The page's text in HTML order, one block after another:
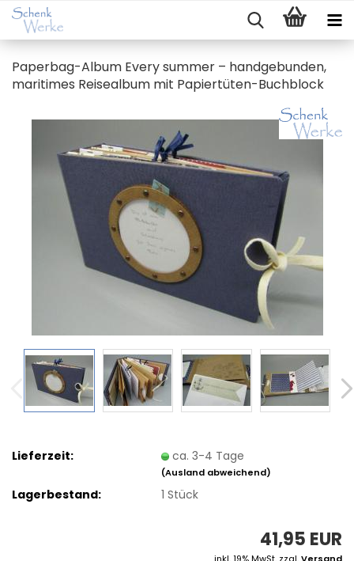
Paperbag-​Album Every sum­mer – hand­ge­bun­den,
ma­ri­ti­mes Rei­se­al­bum mit Papiertüten-​Buchblock
Lieferzeit: ca. 3-4 Tage
(Ausland abweichend)
Lagerbestand: 1Stück
41,95 EUR